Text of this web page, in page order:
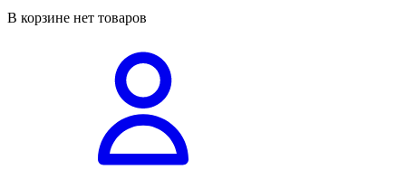
В корзине нет товаров